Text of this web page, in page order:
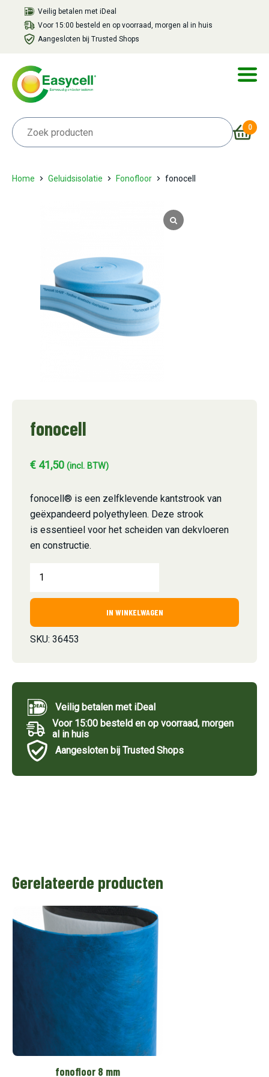
Veilig betalen met iDeal
Voor 15:00 besteld en op voorraad, morgen al in huis
Aangesloten bij Trusted Shops
0
Home Geluidsisolatie Fonofloor fonocell
fonocell
€ 41,50 (incl. BTW)
fonocell® is een zelfklevende kantstrook van
geëxpandeerd polyethyleen. Deze strook
is essentieel voor het scheiden van dekvloeren
en constructie.
IN WINKELWAGEN
SKU: 36453
Veilig betalen met iDeal
Voor 15:00 besteld en op voorraad, morgen
al in huis
Aangesloten bij Trusted Shops
Gerelateerde producten
fonofloor 8 mm